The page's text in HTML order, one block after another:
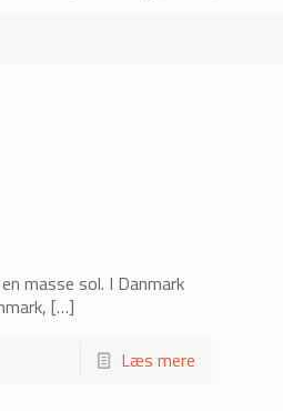
masse sol. I Danmark
[…]
Læs mere